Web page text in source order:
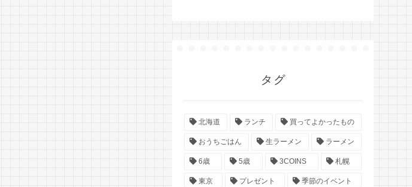
タグ
北海道 ランチ 買ってよかったもの
おうちごはん 生ラーメン ラーメン
6歳 5歳 3COINS 札幌
東京 プレゼント 季節のイベント